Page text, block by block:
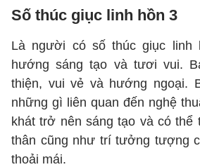
Số thúc giục linh hồn 3
Là người có số thúc giục linh
hướng sáng tạo và tươi vui.
thiện, vui vẻ và hướng ngoại.
những gì liên quan đến nghệ
khát trở nên sáng tạo và có thể
thân cũng như trí tưởng tượng
thoải mái.